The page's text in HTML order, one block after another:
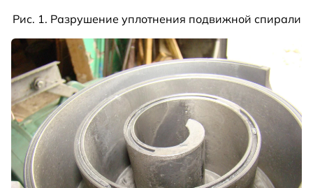
Рис. 1. Разрушение уплотнения подвижной спирали